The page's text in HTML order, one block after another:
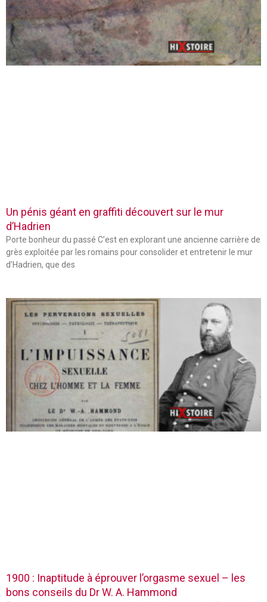
Un pénis géant en graffiti découvert sur le mur
d’Hadrien
Porte bonheur du passé C’est en explorant une ancienne carrière de
grès exploitée par les romains pour consolider et entretenir le mur
d’Hadrien, que des
1900 : Inaptitude à éprouver l’orgasme sexuel – les
bons conseils du Dr W. A. Hammond